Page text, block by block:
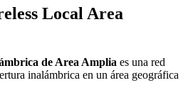
Local Area
de Area Amplia es una red
inalámbrica en un área geográfica